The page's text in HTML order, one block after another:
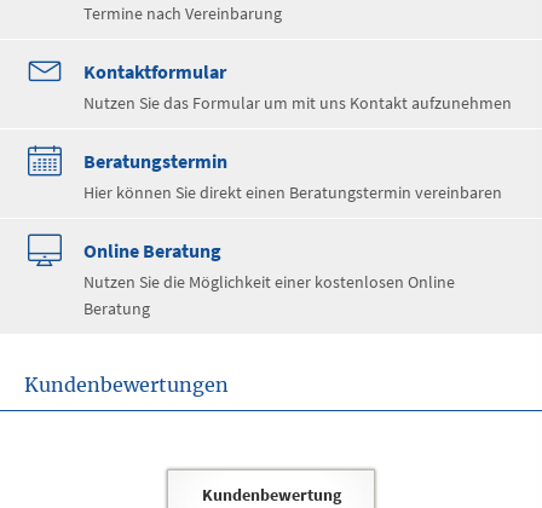
Termine nach Vereinbarung
Kontaktformular
Nutzen Sie das Formular um mit uns Kontakt aufzunehmen
Beratungstermin
Hier können Sie direkt einen Beratungstermin vereinbaren
Online Beratung
Nutzen Sie die Möglichkeit einer kostenlosen Online
Beratung
Kundenbewertungen
Kundenbewertung